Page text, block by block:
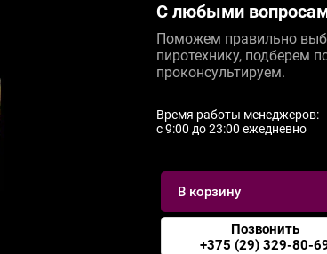
С любыми
Поможем правильно
пиротехнику, подберем
проконсультируем.
Время работы менеджеров:
c 9:00 до 23:00 ежедневно
В корзину
Позвонить
+375 (29) 329-80-